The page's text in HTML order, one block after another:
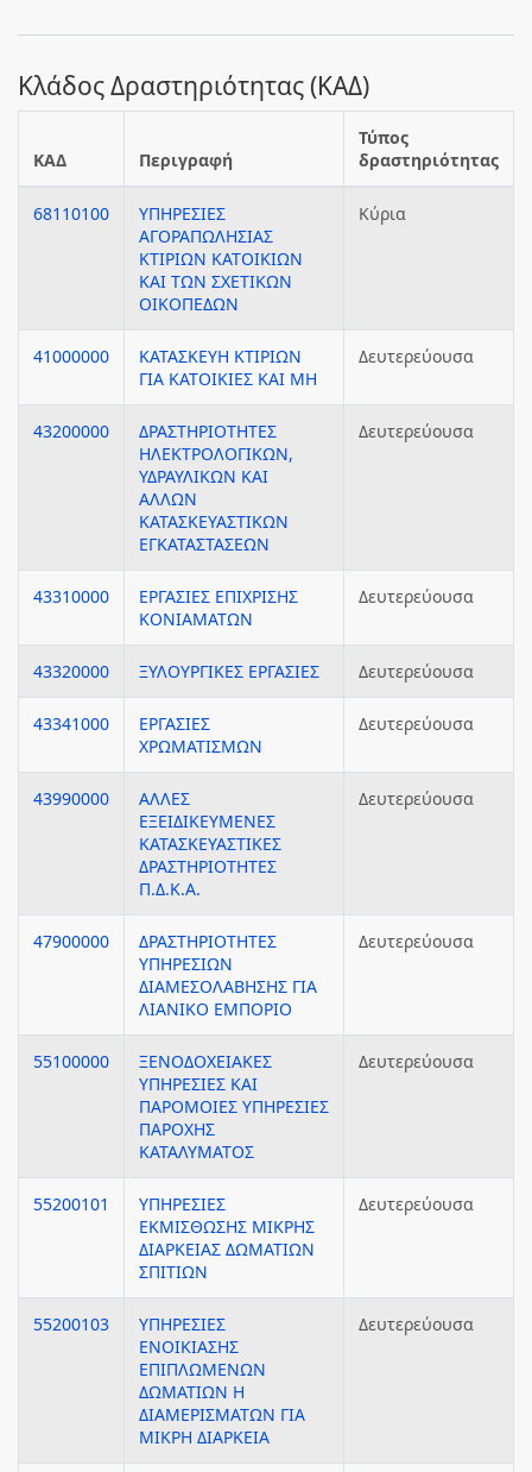
Κλάδος Δραστηριότητας (ΚΑΔ)
ΚΑΔ Περιγραφή
Τύπος
δραστηριότητας
68110100
ΥΠΗΡΕΣΙΕΣ
ΑΓΟΡΑΠΩΛΗΣΙΑΣ
ΚΤΙΡΙΩΝ ΚΑΤΟΙΚΙΩΝ
ΚΑΙ ΤΩΝ ΣΧΕΤΙΚΩΝ
ΟΙΚΟΠΕΔΩΝ
Κύρια
41000000
ΚΑΤΑΣΚΕΥΗ ΚΤΙΡΙΩΝ
ΓΙΑ ΚΑΤΟΙΚΙΕΣ ΚΑΙ ΜΗ
Δευτερεύουσα
43200000
ΔΡΑΣΤΗΡΙΟΤΗΤΕΣ
ΗΛΕΚΤΡΟΛΟΓΙΚΩΝ,
ΥΔΡΑΥΛΙΚΩΝ ΚΑΙ
ΑΛΛΩΝ
ΚΑΤΑΣΚΕΥΑΣΤΙΚΩΝ
ΕΓΚΑΤΑΣΤΑΣΕΩΝ
Δευτερεύουσα
43310000
ΕΡΓΑΣΙΕΣ ΕΠΙΧΡΙΣΗΣ
ΚΟΝΙΑΜΑΤΩΝ
Δευτερεύουσα
43320000 ΞΥΛΟΥΡΓΙΚΕΣ ΕΡΓΑΣΙΕΣ Δευτερεύουσα
43341000
ΕΡΓΑΣΙΕΣ
ΧΡΩΜΑΤΙΣΜΩΝ
Δευτερεύουσα
43990000
ΑΛΛΕΣ
ΕΞΕΙΔΙΚΕΥΜΕΝΕΣ
ΚΑΤΑΣΚΕΥΑΣΤΙΚΕΣ
ΔΡΑΣΤΗΡΙΟΤΗΤΕΣ
Π.Δ.Κ.Α.
Δευτερεύουσα
47900000
ΔΡΑΣΤΗΡΙΟΤΗΤΕΣ
ΥΠΗΡΕΣΙΩΝ
ΔΙΑΜΕΣΟΛΑΒΗΣΗΣ ΓΙΑ
ΛΙΑΝΙΚΟ ΕΜΠΟΡΙΟ
Δευτερεύουσα
55100000
ΞΕΝΟΔΟΧΕΙΑΚΕΣ
ΥΠΗΡΕΣΙΕΣ ΚΑΙ
ΠΑΡΟΜΟΙΕΣ ΥΠΗΡΕΣΙΕΣ
ΠΑΡΟΧΗΣ
ΚΑΤΑΛΥΜΑΤΟΣ
Δευτερεύουσα
55200101
ΥΠΗΡΕΣΙΕΣ
ΕΚΜΙΣΘΩΣΗΣ ΜΙΚΡΗΣ
ΔΙΑΡΚΕΙΑΣ ΔΩΜΑΤΙΩΝ
ΣΠΙΤΙΩΝ
Δευτερεύουσα
55200103
ΥΠΗΡΕΣΙΕΣ
ΕΝΟΙΚΙΑΣΗΣ
ΕΠΙΠΛΩΜΕΝΩΝ
ΔΩΜΑΤΙΩΝ Η
ΔΙΑΜΕΡΙΣΜΑΤΩΝ ΓΙΑ
ΜΙΚΡΗ ΔΙΑΡΚΕΙΑ
Δευτερεύουσα